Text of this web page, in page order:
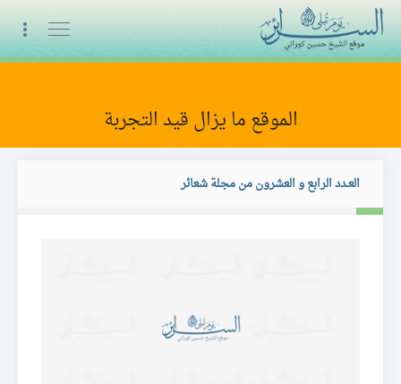
البث المباشر
الموقع ما يزال قيد التجربة
العـدد الرابع و العشرون من مجلة شعائر